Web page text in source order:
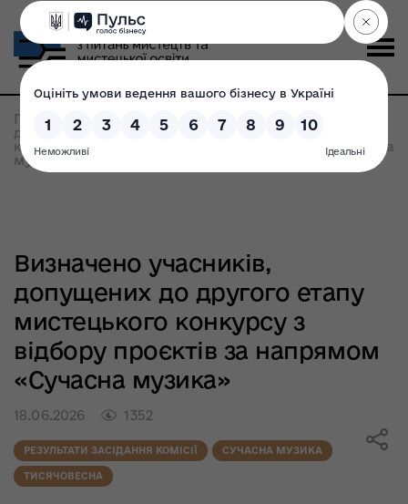
Головна Всі новини >
Визначено учасників,
допущених до другого етапу мистецького
конкурсу з відбору проєктів за напрямом «Сучасна
музика»
Визначено учасників,
допущених до другого етапу
мистецького конкурсу з
відбору проєктів за напрямом
«Сучасна музика»
18.06.2026 1352
РЕЗУЛЬТАТИ ЗАСІДАННЯ КОМІСІЇ СУЧАСНА МУЗИКА
ТИСЯЧОВЕСНА